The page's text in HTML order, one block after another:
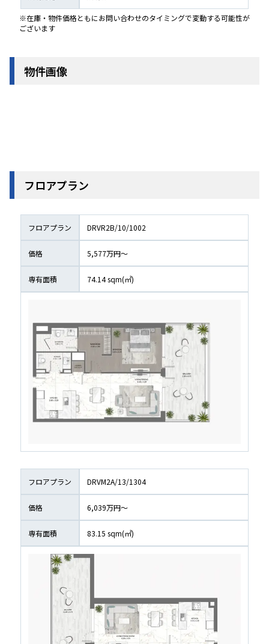
※在庫・物件価格ともにお問い合わせのタイミングで変動する可能性が
ございます
物件画像
フロアプラン
フロアプラン DRVR2B/10/1002
価格 5,577万円〜
専有面積 74.14 sqm(㎡)
フロアプラン DRVM2A/13/1304
価格 6,039万円〜
専有面積 83.15 sqm(㎡)